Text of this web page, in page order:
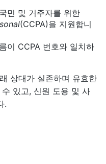
민 및 거주자를 위한
(CCPA)을 지원합니
이 CCPA 번호와 일치하
상대가 실존하며 유효한
있고, 신원 도용 및 사
.